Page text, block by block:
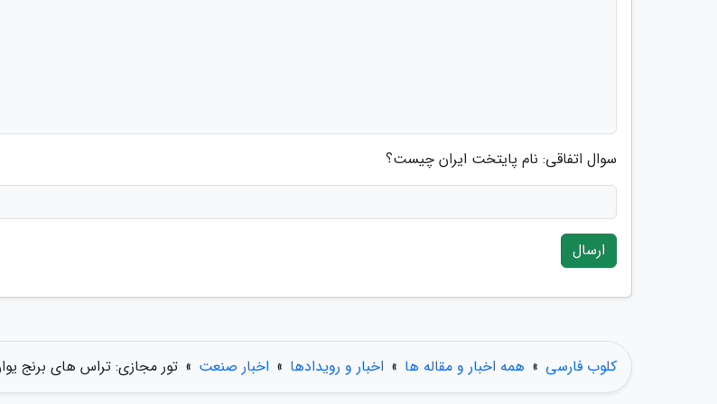
سوال اتفاقی: نام پایتخت ایران چیست؟
ارسال
کلوب فارسی » همه اخبار و مقاله ها » اخبار و رویدادها » اخبار صنعت » تور مجازی: تراس های برنج